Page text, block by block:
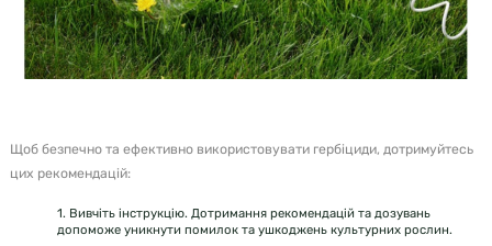
Щоб безпечно та ефективно використовувати гербіциди, дотримуйтесь
цих рекомендацій:
1. Вивчіть інструкцію. Дотримання рекомендацій та дозувань
допоможе уникнути помилок та ушкоджень культурних рослин.